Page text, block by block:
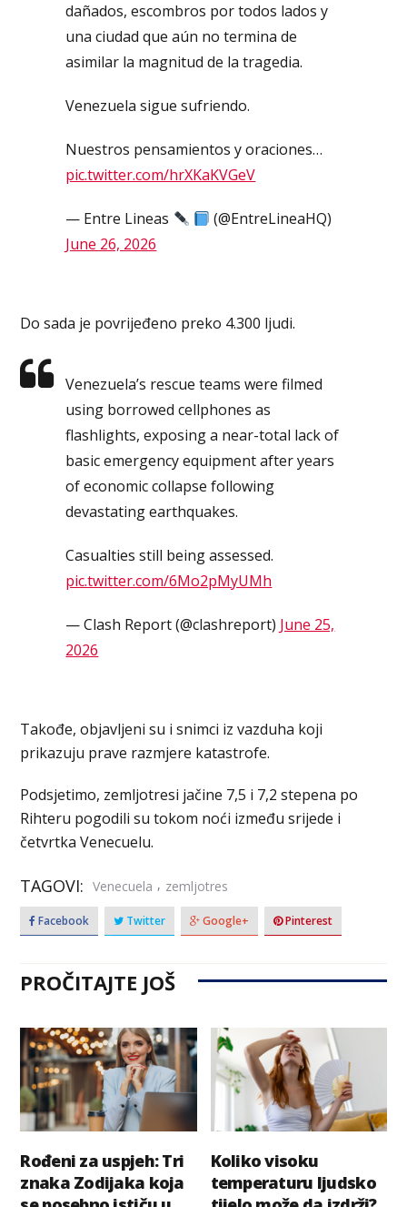
dañados, escombros por todos lados y
una ciudad que aún no termina de
asimilar la magnitud de la tragedia.
Venezuela sigue sufriendo.
Nuestros pensamientos y oraciones…
pic.twitter.com/hrXKaKVGeV
— Entre Lineas
(@EntreLineaHQ)
June 26, 2026
Do sada je povrijeđeno preko 4.300 ljudi.
Venezuela’s rescue teams were filmed
using borrowed cellphones as
flashlights, exposing a near-total lack of
basic emergency equipment after years
of economic collapse following
devastating earthquakes.
Casualties still being assessed.
pic.twitter.com/6Mo2pMyUMh
— Clash Report (@clashreport) June 25,
2026
Takođe, objavljeni su i snimci iz vazduha koji
prikazuju prave razmjere katastrofe.
Podsjetimo, zemljotresi jačine 7,5 i 7,2 stepena po
Rihteru pogodili su tokom noći između srijede i
četvrtka Venecuelu.
TAGOVI: Venecuela , zemljotres
Facebook Twitter Google+ Pinterest
PROČITAJTE JOŠ
Rođeni za uspjeh: Tri
znaka Zodijaka koja
Koliko visoku
temperaturu ljudsko